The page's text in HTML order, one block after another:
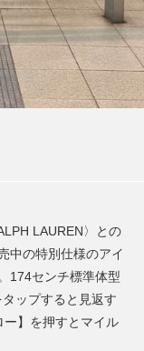
LAUREN〉との
中の特別仕様のアイ
174センチ標準体型
ップすると見返す
ー】を押すとマイル